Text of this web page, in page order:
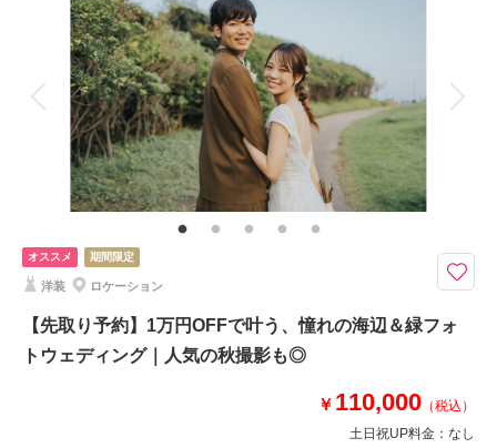
海での撮影
動画の作成 衣装追加無料
神社・寺院での撮影
人気スポットでの撮影
持ち込み衣装
豊富なドレス
豊富な色打掛・着物
ヘアメイクリハーサル
オススメ 期間限定
洋装 ロケーション
【先取り予約】1万円OFFで叶う、憧れの海辺＆緑フォ
トウェディング｜人気の秋撮影も◎
￥ 110,000 （税込）
土日祝UP料金： なし